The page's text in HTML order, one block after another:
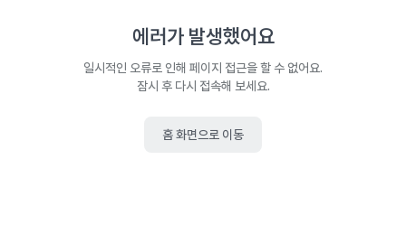
에러가 발생했어요
일시적인 오류로 인해 페이지 접근을 할 수 없어요.
잠시 후 다시 접속해 보세요.
홈 화면으로 이동